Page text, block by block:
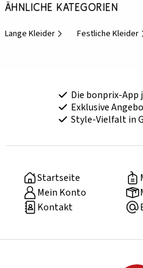
Ähnliche Kategorien
Lange Kleider Festliche Kleider
Die bonprix-
Exklusive
Style-Vielfalt in
Startseite
Mein Konto
Kontakt